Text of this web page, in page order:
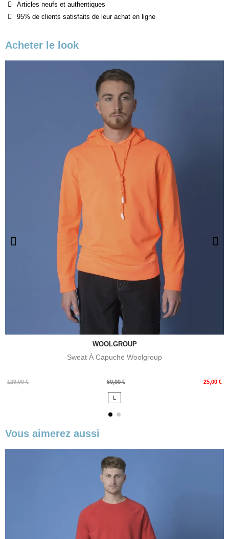
Articles neufs et authentiques
95% de clients satisfaits de leur achat en ligne
Acheter le look
WOOLGROUP
Sweat À Capuche Woolgroup
129,00 €
Prix
50,00 € 25,00 €
Prix
L
Vous aimerez aussi